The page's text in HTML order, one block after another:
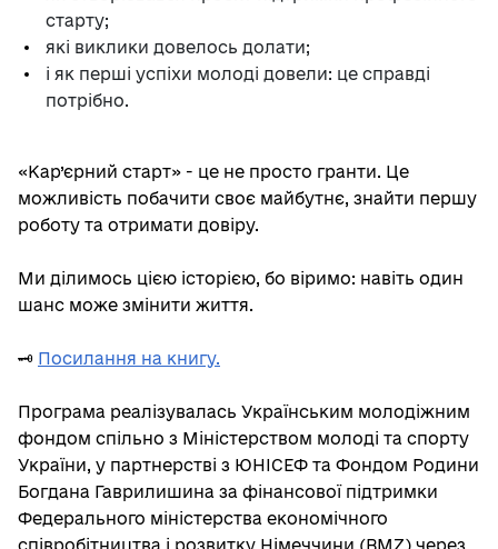
старту;
які виклики довелось долати;
і як перші успіхи молоді довели: це справді
потрібно.
«Кар’єрний старт» - це не просто гранти. Це
можливість побачити своє майбутнє, знайти першу
роботу та отримати довіру.
Ми ділимось цією історією, бо віримо: навіть один
шанс може змінити життя.
🗝️ Посилання на книгу.
Програма реалізувалась Українським молодіжним
фондом спільно з Міністерством молоді та спорту
України, у партнерстві з ЮНІСЕФ та Фондом Родини
Богдана Гаврилишина за фінансової підтримки
Федерального міністерства економічного